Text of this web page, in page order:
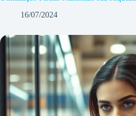
16/07/2024